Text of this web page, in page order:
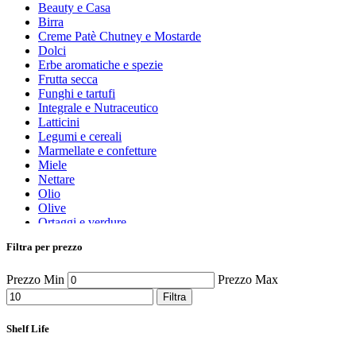
Beauty e Casa
Birra
Creme Patè Chutney e Mostarde
Dolci
Erbe aromatiche e spezie
Frutta secca
Funghi e tartufi
Integrale e Nutraceutico
Latticini
Legumi e cereali
Marmellate e confetture
Miele
Nettare
Olio
Olive
Ortaggi e verdure
Peperoncino
Prodotti da forno
Rafano
Semi
Sott’oli e conserve
Sughi pronti e passate
Filtra per prezzo
Prezzo Min Prezzo Max
Filtra
Shelf Life